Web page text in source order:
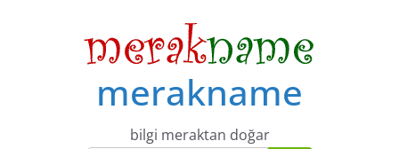
merakname
bilgi meraktan doğar